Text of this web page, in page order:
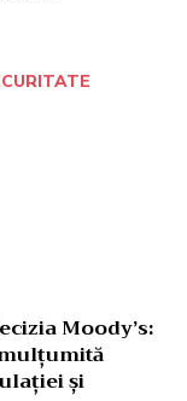
Moody’s:
și